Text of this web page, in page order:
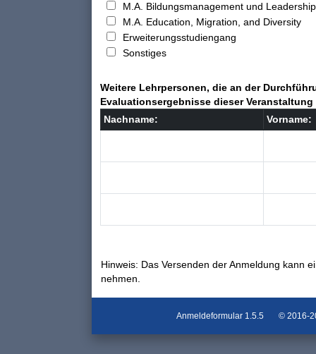
M.A. Bildungsmanagement und
M.A. Education, Migration, and Diversity
Erweiterungsstudiengang
Sonstiges
Weitere Lehrpersonen, die an der
Evaluationsergebnisse dieser
Nachname:
Vorname:
Hinweis: Das Versenden der Anmeldung kann
nehmen.
Anmeldeformular 1.5.5 © 2016-